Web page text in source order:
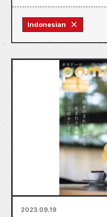
Indonesian
2023.09.19